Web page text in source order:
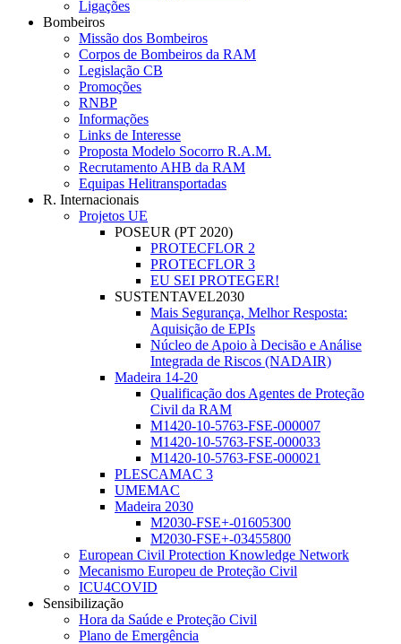
Ligações
Bombeiros
Missão dos Bombeiros
Corpos de Bombeiros da RAM
Legislação CB
Promoções
RNBP
Informações
Links de Interesse
Proposta Modelo Socorro R.A.M.
Recrutamento AHB da RAM
Equipas Helitransportadas
R. Internacionais
Projetos UE
POSEUR (PT 2020)
PROTECFLOR 2
PROTECFLOR 3
EU SEI PROTEGER!
SUSTENTAVEL2030
Mais Segurança, Melhor Resposta:
Aquisição de EPIs
Núcleo de Apoio à Decisão e Análise
Integrada de Riscos (NADAIR)
Madeira 14-20
Qualificação dos Agentes de Proteção
Civil da RAM
M1420-10-5763-FSE-000007
M1420-10-5763-FSE-000033
M1420-10-5763-FSE-000021
PLESCAMAC 3
UMEMAC
Madeira 2030
M2030-FSE+-01605300
M2030-FSE+-03455800
European Civil Protection Knowledge Network
Mecanismo Europeu de Proteção Civil
ICU4COVID
Sensibilização
Hora da Saúde e Proteção Civil
Plano de Emergência